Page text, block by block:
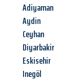
Adiyaman
Aydin
Ceyhan
Diyarbakir
Eskisehir
Inegöl